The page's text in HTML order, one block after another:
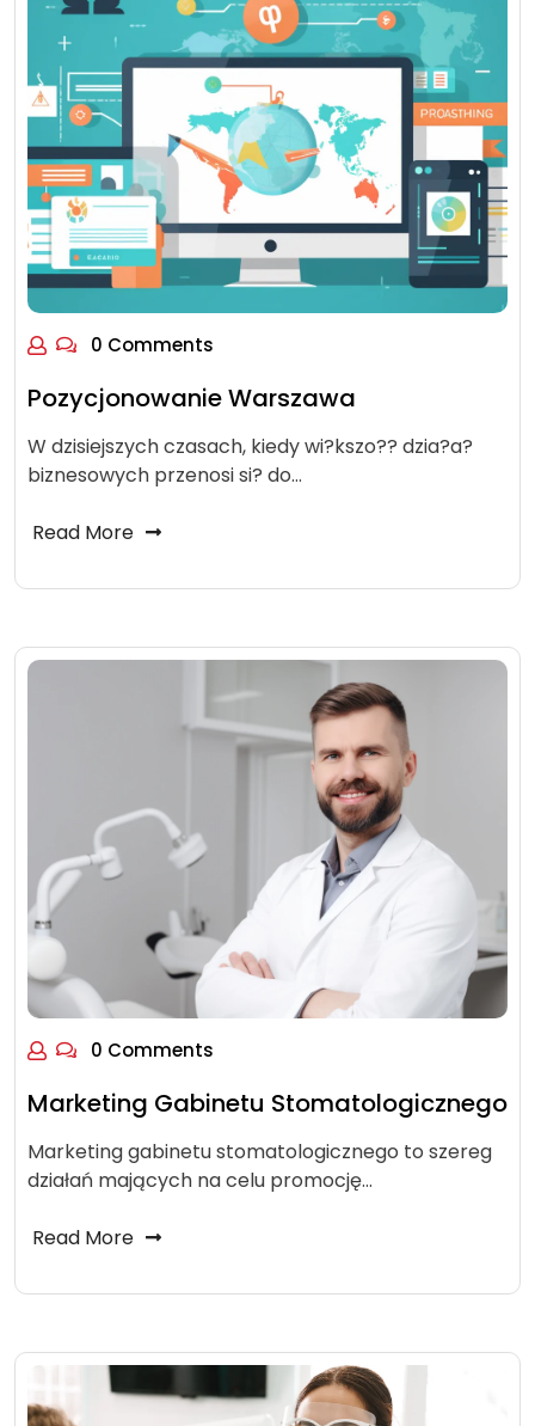
0 Comments
Pozycjonowanie Warszawa
W dzisiejszych czasach, kiedy wi?kszo?? dzia?a?
biznesowych przenosi si? do…
Read More
0 Comments
Marketing Gabinetu Stomatologicznego
Marketing gabinetu stomatologicznego to szereg
działań mających na celu promocję…
Read More